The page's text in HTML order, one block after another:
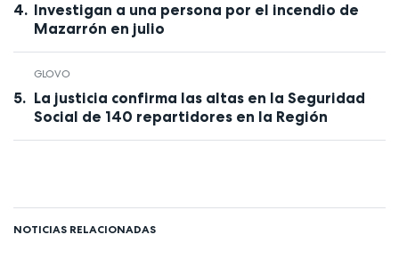
Investigan a una persona por el incendio de
Mazarrón en julio
GLOVO
La justicia confirma las altas en la Seguridad
Social de 140 repartidores en la Región
NOTICIAS RELACIONADAS